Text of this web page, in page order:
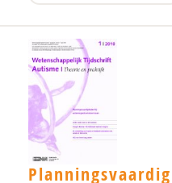
Denny Borsboom
Dienke Bos
Manon Bos
Marieke Bos
Rianne Bosch